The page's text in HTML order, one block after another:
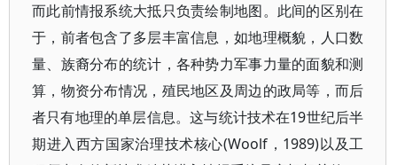
而此前情报系统大抵只负责绘制地图。此间的区别在
于，前者包含了多层丰富信息，如地理概貌，人口数
量、族裔分布的统计，各种势力军事力量的面貌和测
算，物资分布情况，殖民地区及周边的政局等，而后
者只有地理的单层信息。这与统计技术在19世纪后半
期进入西方国家治理技术核心(Woolf，1989)以及工